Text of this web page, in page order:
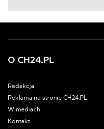
O CH24.PL
Redakcja
Reklama na stronie CH24.PL
W mediach
Kontakt